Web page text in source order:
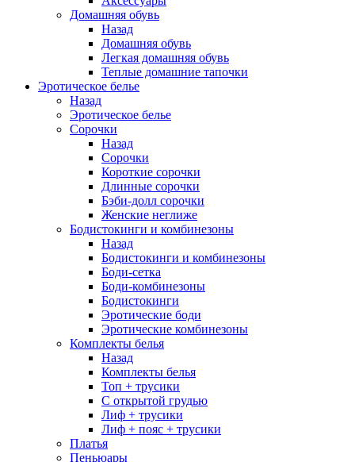
Домашняя обувь
Назад
Домашняя обувь
Легкая домашняя обувь
Теплые домашние тапочки
Эротическое белье
Назад
Эротическое белье
Сорочки
Назад
Сорочки
Короткие сорочки
Длинные сорочки
Бэби-долл сорочки
Женские неглиже
Бодистокинги и комбинезоны
Назад
Бодистокинги и комбинезоны
Боди-сетка
Боди-комбинезоны
Бодистокинги
Эротические боди
Эротические комбинезоны
Комплекты белья
Назад
Комплекты белья
Топ + трусики
С открытой грудью
Лиф + трусики
Лиф + пояс + трусики
Платья
Пеньюары